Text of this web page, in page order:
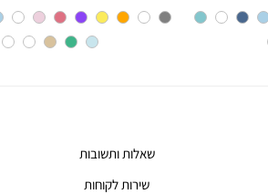
שאלות ותשובות
שירות לקוחות